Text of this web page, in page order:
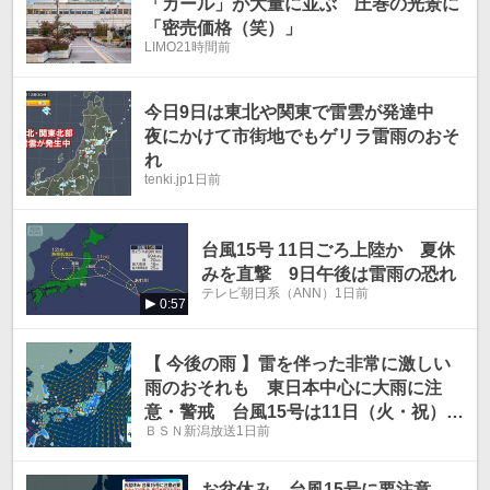
「密売価格（笑）」
LIMO21時間前
今日9日は東北や関東で雷雲が発達中
夜にかけて市街地でもゲリラ雷雨のおそ
れ
tenki.jp1日前
0:57
台風15号 11日ごろ上陸か 夏休
みを直撃 9日午後は雷雨の恐れ
テレビ朝日系（ANN） 1日前
【 今後の雨 】雷を伴った非常に激しい
雨のおそれも 東日本中心に大雨に注
意・警戒 台風15号は11日（火・祝）に
東北へかなり接近へ【14日（金）午後3
午更新】
ＢＳＮ新潟放送1日前